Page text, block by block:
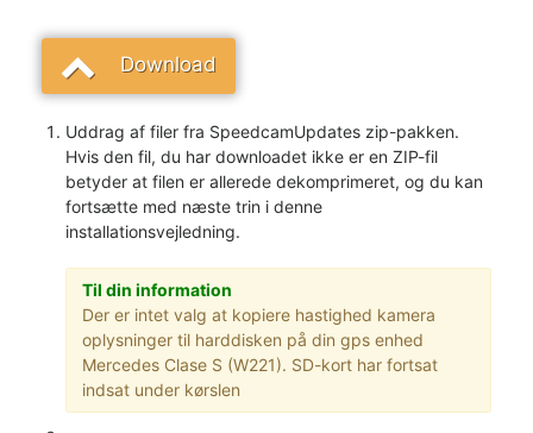
Download
Uddrag af filer fra SpeedcamUpdates zip-pakken.
Hvis den fil, du har downloadet ikke er en ZIP-fil
betyder at filen er allerede dekomprimeret, og du kan
fortsætte med næste trin i denne
installationsvejledning.
Til din information
Der er intet valg at kopiere hastighed kamera
oplysninger til harddisken på din gps enhed
Mercedes Clase S (W221). SD-kort har fortsat
indsat under kørslen